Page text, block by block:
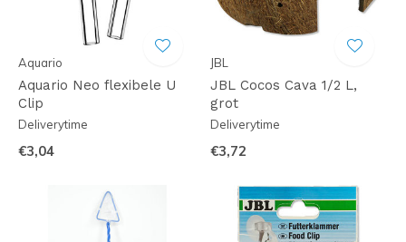
Aquario
Aquario Neo flexibele U
Clip
Deliverytime
€3,04
JBL
JBL Cocos Cava 1/2 L,
grot
Deliverytime
€3,72